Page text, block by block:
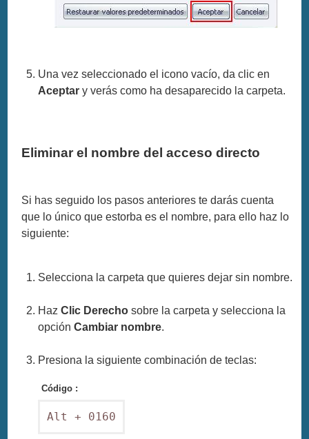
Una vez seleccionado el icono vacío, da clic en
Aceptary verás como ha desaparecido la carpeta.
Eliminar el nombre del acceso directo
Si has seguido los pasos anteriores te darás cuenta
que lo único que estorba es el nombre, para ello haz lo
siguiente:
Selecciona la carpeta que quieres dejar sin nombre.
HazClic Derechosobre la carpeta y selecciona la
opciónCambiar nombre.
Presiona la siguiente combinación de teclas:
Código :
Alt + 0160